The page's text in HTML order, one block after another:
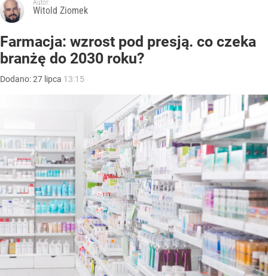
Autor:
Witold Ziomek
Farmacja: wzrost pod presją. co czeka
branżę do 2030 roku?
Dodano:27 lipca 13:15